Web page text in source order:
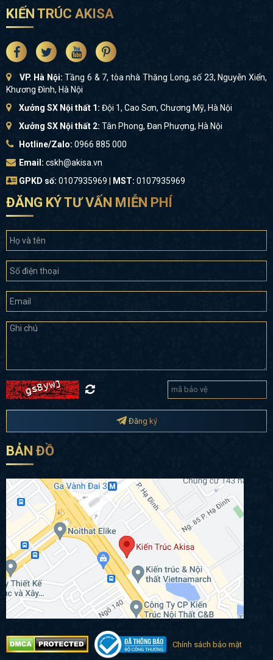
KIẾN TRÚC AKISA
VP. Hà Nội:Tầng 6 & 7, tòa nhà Thăng Long, số 23, Nguyễn Xiển,
Khương Đình, Hà Nội
Xưởng SX Nội thất 1: Đội 1, Cao Sơn, Chương Mỹ, Hà Nội
Xưởng SX Nội thất 2: Tân Phong, Đan Phượng, Hà Nội
Hotline/Zalo: 0966 885 000
Email: cskh@akisa.vn
GPKD số: 0107935969 | MST: 0107935969
ĐĂNG KÝ TƯ VẤN MIỄN PHÍ
Đăng ký
BẢN ĐỒ
Chính sách bảo mật